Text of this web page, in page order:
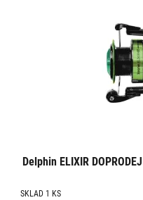
Delphin ELIXIR DOPRODEJ
SKLAD 1 KS